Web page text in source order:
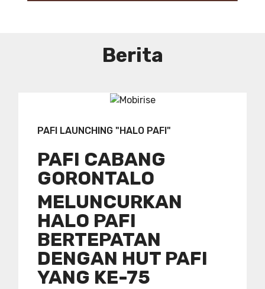
Berita
PAFI LAUNCHING "HALO PAFI"
PAFI CABANG
GORONTALO
MELUNCURKAN
HALO PAFI
BERTEPATAN
DENGAN HUT PAFI
YANG KE-75